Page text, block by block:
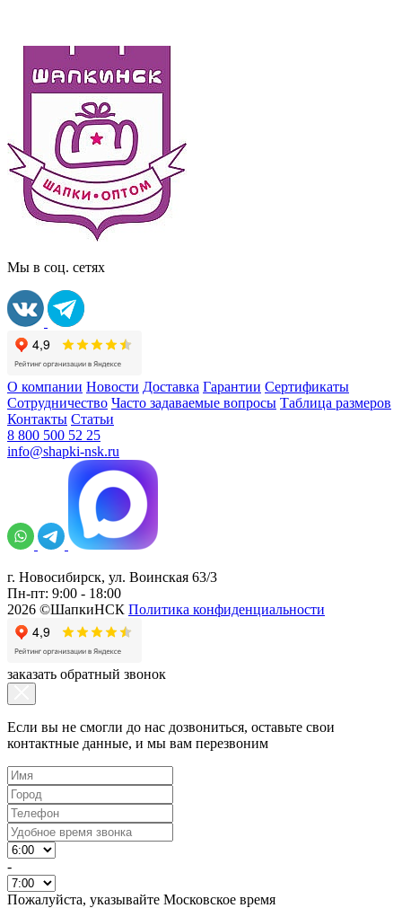
Мы в соц. сетях
О компании Новости Доставка Гарантии Сертификаты
Сотрудничество Часто задаваемые вопросы Таблица размеров
Контакты Статьи
8 800 500 52 25
info@shapki-nsk.ru
г. Новосибирск, ул. Воинская 63/3
Пн-пт: 9:00 - 18:00
2026 ©ШапкиНСК Политика конфиденциальности
заказать обратный звонок
Если вы не смогли до нас дозвониться, оставьте свои
контактные данные, и мы вам перезвоним
-
Пожалуйста, указывайте Московское время